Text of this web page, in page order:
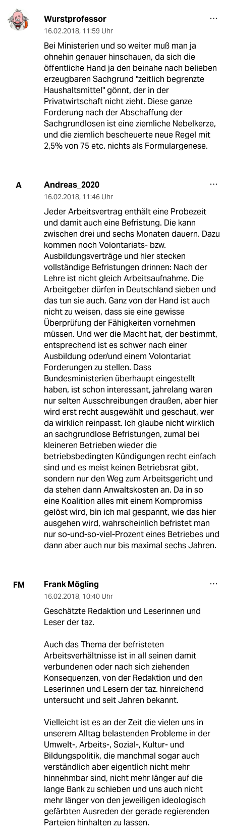
Wurstprofessor
16.02.2018, 11:59 Uhr
Bei Ministerien und so weiter muß man ja
ohnehin genauer hinschauen, da sich die
öffentliche Hand ja den beinahe nach belieben
erzeugbaren Sachgrund "zeitlich begrenzte
Haushaltsmittel" gönnt, der in der
Privatwirtschaft nicht zieht. Diese ganze
Forderung nach der Abschaffung der
Sachgrundlosen ist eine ziemliche Nebelkerze,
und die ziemlich bescheuerte neue Regel mit
2,5% von 75 etc. nichts als Formulargenese.
A Andreas_2020
16.02.2018, 11:46 Uhr
Jeder Arbeitsvertrag enthält eine Probezeit
und damit auch eine Befristung. Die kann
zwischen drei und sechs Monaten dauern. Dazu
kommen noch Volontariats- bzw.
Ausbildungsverträge und hier stecken
vollständige Befristungen drinnen: Nach der
Lehre ist nicht gleich Arbeitsaufnahme. Die
Arbeitgeber dürfen in Deutschland sieben und
das tun sie auch. Ganz von der Hand ist auch
nicht zu weisen, dass sie eine gewisse
Überprüfung der Fähigkeiten vornehmen
müssen. Und wer die Macht hat, der bestimmt,
entsprechend ist es schwer nach einer
Ausbildung oder/und einem Volontariat
Forderungen zu stellen. Dass
Bundesministerien überhaupt eingestellt
haben, ist schon interessant, jahrelang waren
nur selten Ausschreibungen draußen, aber hier
wird erst recht ausgewählt und geschaut, wer
da wirklich reinpasst. Ich glaube nicht wirklich
an sachgrundlose Befristungen, zumal bei
kleineren Betrieben wieder die
betriebsbedingten Kündigungen recht einfach
sind und es meist keinen Betriebsrat gibt,
sondern nur den Weg zum Arbeitsgericht und
da stehen dann Anwaltskosten an. Da in so
eine Koalition alles mit einem Kompromiss
gelöst wird, bin ich mal gespannt, wie das hier
ausgehen wird, wahrscheinlich befristet man
nur so-und-so-viel-Prozent eines Betriebes und
dann aber auch nur bis maximal sechs Jahren.
FM Frank Mögling
16.02.2018, 10:40 Uhr
Geschätzte Redaktion und Leserinnen und
Leser der taz.
Auch das Thema der befristeten
Arbeitsverhältnisse ist in all seinen damit
verbundenen oder nach sich ziehenden
Konsequenzen, von der Redaktion und den
Leserinnen und Lesern der taz. hinreichend
untersucht und seit Jahren bekannt.
Vielleicht ist es an der Zeit die vielen uns in
unserem Alltag belastenden Probleme in der
Umwelt-, Arbeits-, Sozial-, Kultur- und
Bildungspolitik, die manchmal sogar auch
verständlich aber eigentlich nicht mehr
hinnehmbar sind, nicht mehr länger auf die
lange Bank zu schieben und uns auch nicht
mehr länger von den jeweiligen ideologisch
gefärbten Ausreden der gerade regierenden
Parteien hinhalten zu lassen.